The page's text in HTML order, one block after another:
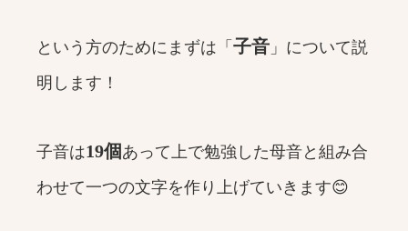
という方のためにまずは「 子音 」について説
明します！
子音は19個 あって上で勉強した母音と組み合
わせて一つの文字を作り上げていきます😊